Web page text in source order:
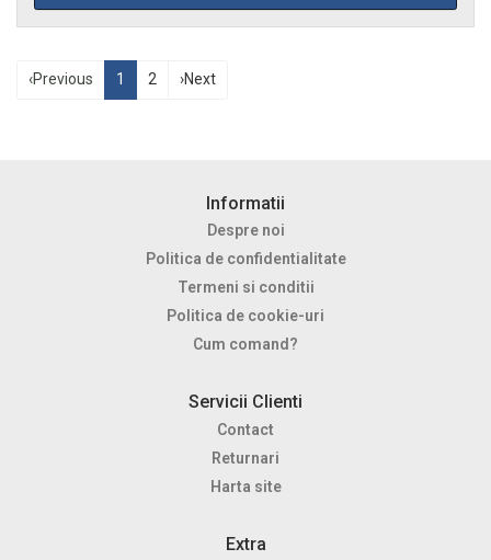
‹Previous 1 2 ›Next
Informatii
Despre noi
Politica de confidentialitate
Termeni si conditii
Politica de cookie-uri
Cum comand?
Servicii Clienti
Contact
Returnari
Harta site
Extra